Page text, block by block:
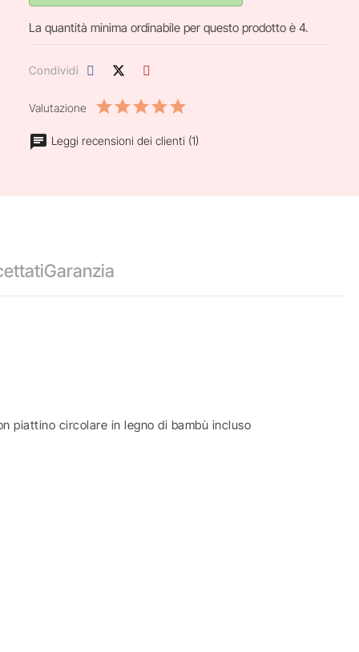
La quantità minima ordinabile per questo prodotto è 4.
Condividi
Valutazione
Leggi recensioni dei clienti (1)
Garanzia
piattino circolare in legno di bambù incluso